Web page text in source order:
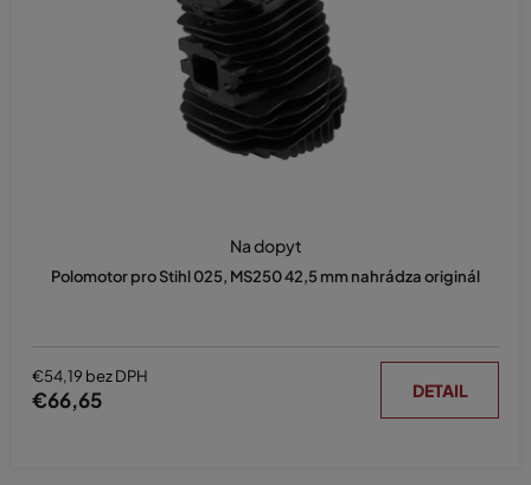
Polomotor pro Stihl 025, MS250 42,5 mm nahrádza originál
Na dopyt
€54,19 bez DPH
€66,65 DETAIL